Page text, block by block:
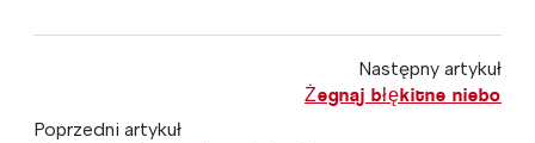
Następny artykuł
Żegnaj błękitne niebo
Poprzedni artykuł